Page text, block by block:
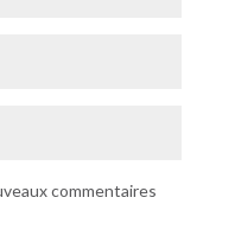
commentaires